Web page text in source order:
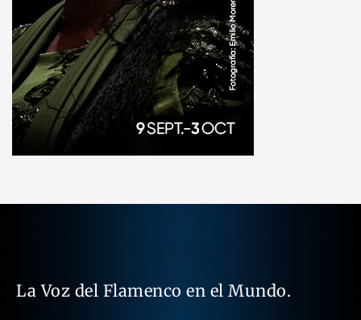
La Voz del Flamenco en el Mundo.